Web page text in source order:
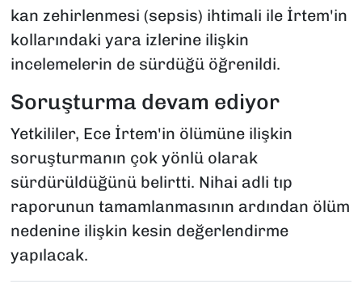
kan zehirlenmesi (sepsis) ihtimali ile İrtem'in
kollarındaki yara izlerine ilişkin
incelemelerin de sürdüğü öğrenildi.
Soruşturma devam ediyor
Yetkililer, Ece İrtem'in ölümüne ilişkin
soruşturmanın çok yönlü olarak
sürdürüldüğünü belirtti. Nihai adli tıp
raporunun tamamlanmasının ardından ölüm
nedenine ilişkin kesin değerlendirme
yapılacak.